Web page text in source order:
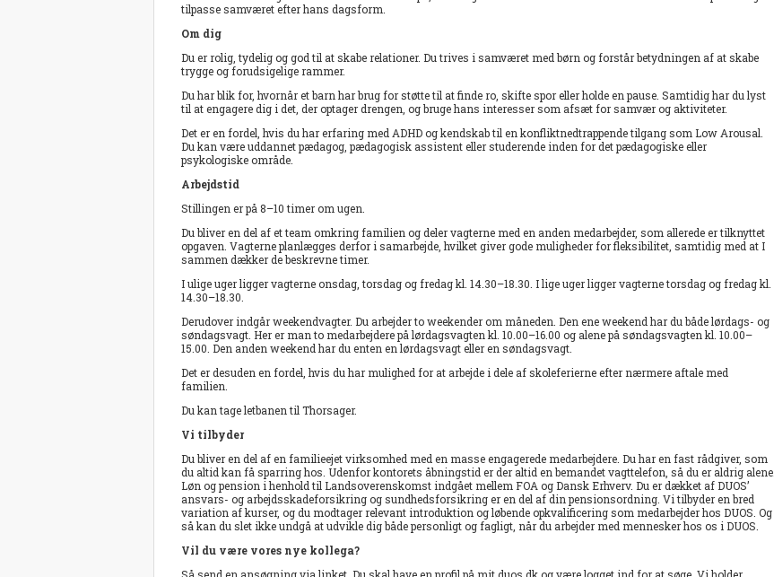
tilpasse samværet efter hans dagsform.
Om dig
Du er rolig, tydelig og god til at skabe relationer. Du trives i samværet med børn og forstår betydningen af at skabe
trygge og forudsigelige rammer.
Du har blik for, hvornår et barn har brug for støtte til at finde ro, skifte spor eller holde en pause. Samtidig har du lyst
til at engagere dig i det, der optager drengen, og bruge hans interesser som afsæt for samvær og aktiviteter.
Det er en fordel, hvis du har erfaring med ADHD og kendskab til en konfliktnedtrappende tilgang som Low Arousal.
Du kan være uddannet pædagog, pædagogisk assistent eller studerende inden for det pædagogiske eller
psykologiske område.
Arbejdstid
Stillingen er på 8–10 timer om ugen.
Du bliver en del af et team omkring familien og deler vagterne med en anden medarbejder, som allerede er tilknyttet
opgaven. Vagterne planlægges derfor i samarbejde, hvilket giver gode muligheder for fleksibilitet, samtidig med at I
sammen dækker de beskrevne timer.
I ulige uger ligger vagterne onsdag, torsdag og fredag kl. 14.30–18.30. I lige uger ligger vagterne torsdag og fredag kl.
14.30–18.30.
Derudover indgår weekendvagter. Du arbejder to weekender om måneden. Den ene weekend har du både lørdags- og
søndagsvagt. Her er man to medarbejdere på lørdagsvagten kl. 10.00–16.00 og alene på søndagsvagten kl. 10.00–
15.00. Den anden weekend har du enten en lørdagsvagt eller en søndagsvagt.
Det er desuden en fordel, hvis du har mulighed for at arbejde i dele af skoleferierne efter nærmere aftale med
familien.
Du kan tage letbanen til Thorsager.
Vi tilbyder
Du bliver en del af en familieejet virksomhed med en masse engagerede medarbejdere. Du har en fast rådgiver, som
du altid kan få sparring hos. Udenfor kontorets åbningstid er der altid en bemandet vagttelefon, så du er aldrig alene.
Løn og pension i henhold til Landsoverenskomst indgået mellem FOA og Dansk Erhverv. Du er dækket af DUOS’
ansvars- og arbejdsskadeforsikring og sundhedsforsikring er en del af din pensionsordning. Vi tilbyder en bred
variation af kurser, og du modtager relevant introduktion og løbende opkvalificering som medarbejder hos DUOS. Og
så kan du slet ikke undgå at udvikle dig både personligt og fagligt, når du arbejder med mennesker hos os i DUOS.
Vil du være vores nye kollega?
Så send en ansøgning via linket. Du skal have en profil på mit.duos.dk og være logget ind for at søge. Vi holder